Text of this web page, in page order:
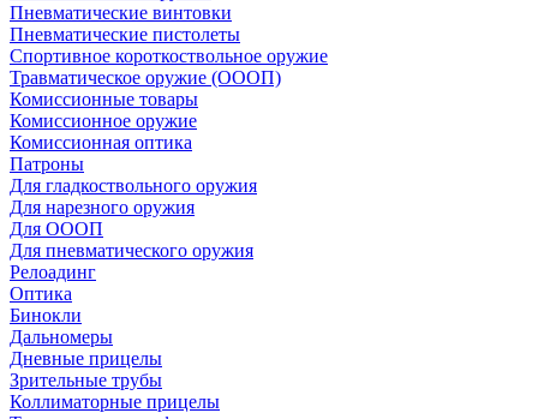
Пневматические винтовки
Пневматические пистолеты
Спортивное короткоствольное оружие
Травматическое оружие (ОООП)
Комиссионные товары
Комиссионное оружие
Комиссионная оптика
Патроны
Для гладкоствольного оружия
Для нарезного оружия
Для ОООП
Для пневматического оружия
Релоадинг
Оптика
Бинокли
Дальномеры
Дневные прицелы
Зрительные трубы
Коллиматорные прицелы